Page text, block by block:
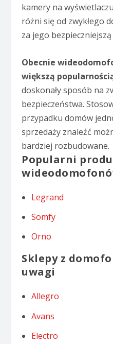
kamery na
różni się od zwykłego
za jego
Obecnie
większą
doskonały sposób na
bezpieczeństwa.
przypadku domów
sprzedaży znaleźć
bardziej rozbudowane.
Popularni
Legrand
Somfy
Orno
Sklepy z
uwagi
Allegro
Avans
Electro